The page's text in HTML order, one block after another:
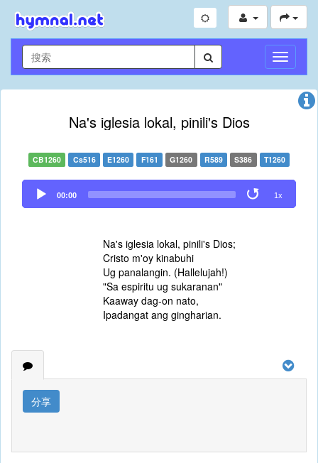
切
换
导
Na's iglesia lokal, pinili's Dios
CB1260 Cs516 E1260 F161 G1260 R589 S386 T1260
Audio
Player
00:00 1x
Na's iglesia lokal, pinili's Dios;
Cristo m'oy kinabuhi
Ug panalangin. (Hallelujah!)
"Sa espiritu ug sukaranan"
Kaaway dag-on nato,
Ipadangat ang gingharian.
分享